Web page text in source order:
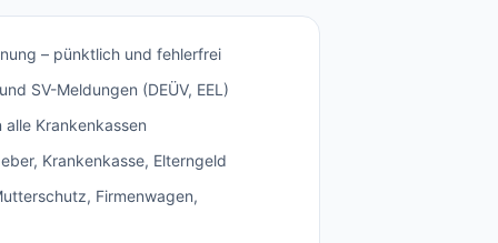
– pünktlich und fehlerfrei
SV-Meldungen (DEÜV, EEL)
Krankenkassen
Krankenkasse, Elterngeld
Firmenwagen,